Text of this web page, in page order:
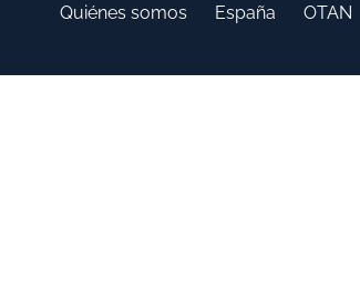
Quiénes somos España OTAN